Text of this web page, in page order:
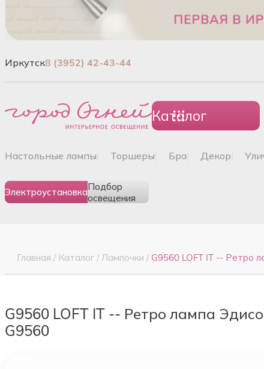
Иркутск8 (3952) 42-43-44
Каталог
настольные лампы торшеры бра декор
ЭлектроустановкаПодбор
освещения
Главная / Каталог / Лампочки / G9560 LOFT IT -- Ретро
G9560 LOFT IT -- Ретро лампа
G9560